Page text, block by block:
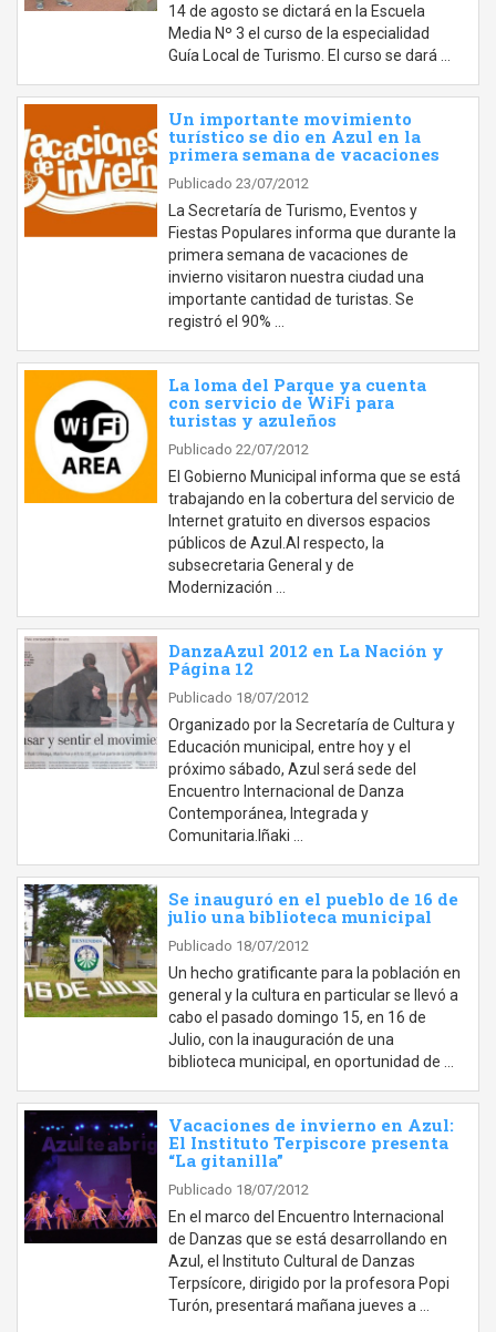
14 de agosto se dictará en la Escuela
Media Nº 3 el curso de la especialidad
Guía Local de Turismo. El curso se dará …
Un importante movimiento
turístico se dio en Azul en la
primera semana de vacaciones
Publicado 23/07/2012
La Secretaría de Turismo, Eventos y
Fiestas Populares informa que durante la
primera semana de vacaciones de
invierno visitaron nuestra ciudad una
importante cantidad de turistas. Se
registró el 90% …
La loma del Parque ya cuenta
con servicio de WiFi para
turistas y azuleños
Publicado 22/07/2012
El Gobierno Municipal informa que se está
trabajando en la cobertura del servicio de
Internet gratuito en diversos espacios
públicos de Azul.Al respecto, la
subsecretaria General y de
Modernización …
DanzaAzul 2012 en La Nación y
Página 12
Publicado 18/07/2012
Organizado por la Secretaría de Cultura y
Educación municipal, entre hoy y el
próximo sábado, Azul será sede del
Encuentro Internacional de Danza
Contemporánea, Integrada y
Comunitaria.Iñaki …
Se inauguró en el pueblo de 16 de
julio una biblioteca municipal
Publicado 18/07/2012
Un hecho gratificante para la población en
general y la cultura en particular se llevó a
cabo el pasado domingo 15, en 16 de
Julio, con la inauguración de una
biblioteca municipal, en oportunidad de …
Vacaciones de invierno en Azul:
El Instituto Terpiscore presenta
“La gitanilla”
Publicado 18/07/2012
En el marco del Encuentro Internacional
de Danzas que se está desarrollando en
Azul, el Instituto Cultural de Danzas
Terpsícore, dirigido por la profesora Popi
Turón, presentará mañana jueves a …